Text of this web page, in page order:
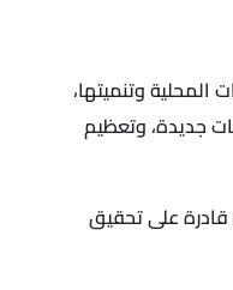
وتنميتها،
جديدة، وتعظيم
قادرة على تحقيق